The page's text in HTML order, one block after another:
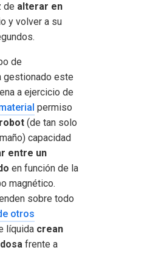
de alterar en
y volver a su
de
gestionado este
a ejercicio de
permiso
(de tan solo
capacidad
entre un
en función de la
magnético.
sobre todo
otros
líquida crean
frente a